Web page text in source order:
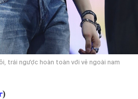
trái ngược hoàn toàn với vẻ ngoài nam
)